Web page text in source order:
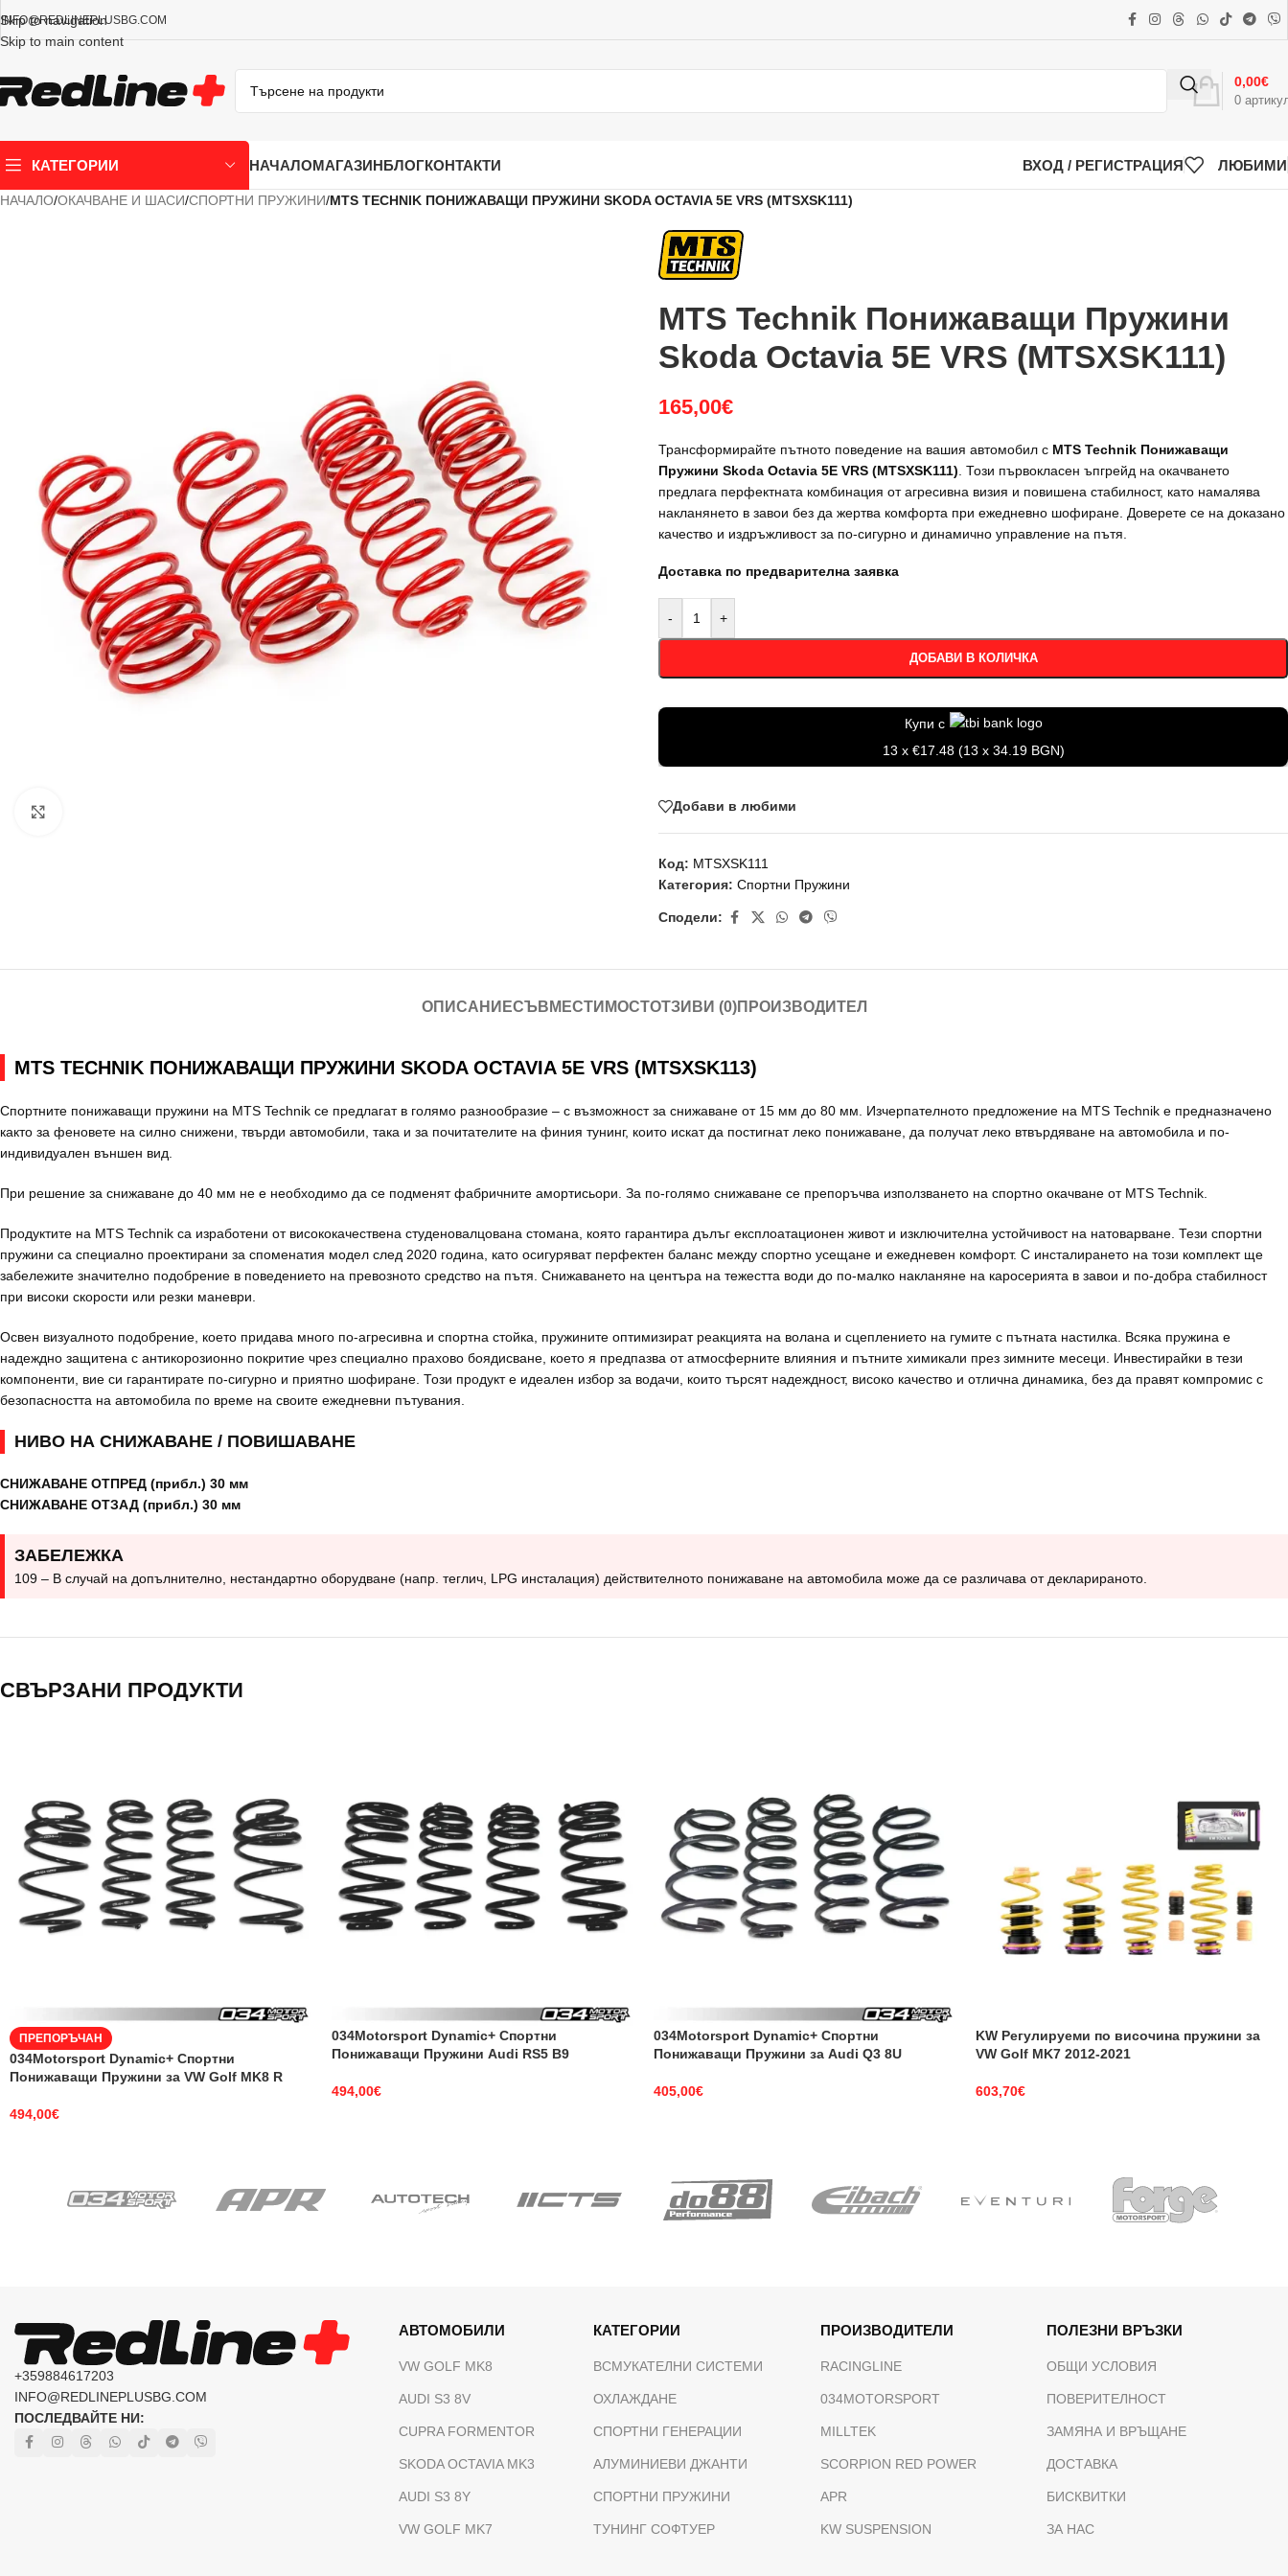
Skip to navigation
Skip to main content
INFO@REDLINEPLUSBG.COM
0
0,00€
КАТЕГОРИИ НАЧАЛОМАГАЗИНБЛОГКОНТАКТИ ВХОД / РЕГИСТРАЦИЯ ЛЮБИМИ
НАЧАЛО/ОКАЧВАНЕ И ШАСИ/СПОРТНИ ПРУЖИНИ/MTS TECHNIK ПОНИЖАВАЩИ ПРУЖИНИ SKODA OCTAVIA 5E VRS (MTSXSK111)
MTS Technik Понижаващи Пружини
Skoda Octavia 5E VRS (MTSXSK111)
165,00€
Трансформирайте пътното поведение на вашия автомобил с MTS Technik Понижаващи
Пружини Skoda Octavia 5E VRS (MTSXSK111) . Този първокласен ъпгрейд на окачването
предлага перфектната комбинация от агресивна визия и повишена стабилност, като намалява
накланянето в завои без да жертва комфорта при ежедневно шофиране. Доверете се на доказано
качество и издръжливост за по-сигурно и динамично управление на пътя.
Доставка по предварителна заявка
- +
ДОБАВИ В КОЛИЧКА
Купи с
13 x €17.48 (13 x 34.19 BGN)
Добави в любими
Код: MTSXSK111
Категория: Спортни Пружини
Сподели:
ОПИСАНИЕСЪВМЕСТИМОСТОТЗИВИ (0)ПРОИЗВОДИТЕЛ
MTS TECHNIK ПОНИЖАВАЩИ ПРУЖИНИ SKODA OCTAVIA 5E VRS (MTSXSK113)
Спортните понижаващи пружини на MTS Technik се предлагат в голямо разнообразие – с възможност за снижаване от 15 мм до 80 мм. Изчерпателното предложение на MTS Technik е предназначено
както за феновете на силно снижени, твърди автомобили, така и за почитателите на финия тунинг, които искат да постигнат леко понижаване, да получат леко втвърдяване на автомобила и по-
индивидуален външен вид.
При решение за снижаване до 40 мм не е необходимо да се подменят фабричните амортисьори. За по-голямо снижаване се препоръчва използването на спортно окачване от MTS Technik.
Продуктите на MTS Technik са изработени от висококачествена студеновалцована стомана, която гарантира дълъг експлоатационен живот и изключителна устойчивост на натоварване. Тези спортни
пружини са специално проектирани за споменатия модел след 2020 година, като осигуряват перфектен баланс между спортно усещане и ежедневен комфорт. С инсталирането на този комплект ще
забележите значително подобрение в поведението на превозното средство на пътя. Снижаването на центъра на тежестта води до по-малко накланяне на каросерията в завои и по-добра стабилност
при високи скорости или резки маневри.
Освен визуалното подобрение, което придава много по-агресивна и спортна стойка, пружините оптимизират реакцията на волана и сцеплението на гумите с пътната настилка. Всяка пружина е
надеждно защитена с антикорозионно покритие чрез специално прахово боядисване, което я предпазва от атмосферните влияния и пътните химикали през зимните месеци. Инвестирайки в тези
компоненти, вие си гарантирате по-сигурно и приятно шофиране. Този продукт е идеален избор за водачи, които търсят надеждност, високо качество и отлична динамика, без да правят компромис с
безопасността на автомобила по време на своите ежедневни пътувания.
НИВО НА СНИЖАВАНЕ / ПОВИШАВАНЕ
СНИЖАВАНЕ ОТПРЕД (прибл.) 30 мм
СНИЖАВАНЕ ОТЗАД (прибл.) 30 мм
ЗАБЕЛЕЖКА
109 – В случай на допълнително, нестандартно оборудване (напр. теглич, LPG инсталация) действителното понижаване на автомобила може да се различава от декларираното.
СВЪРЗАНИ ПРОДУКТИ
ПРЕПОРЪЧАН
034Motorsport Dynamic+ Спортни
Понижаващи Пружини за VW Golf MK8 R
494,00€
034Motorsport Dynamic+ Спортни
Понижаващи Пружини Audi RS5 B9
494,00€
034Motorsport Dynamic+ Спортни
Понижаващи Пружини за Audi Q3 8U
405,00€
KW Регулируеми по височина пружини за
VW Golf MK7 2012-2021
603,70€
+359884617203
INFO@REDLINEPLUSBG.COM
ПОСЛЕДВАЙТЕ НИ:
АВТОМОБИЛИ
VW GOLF MK8
AUDI S3 8V
CUPRA FORMENTOR
SKODA OCTAVIA MK3
AUDI S3 8Y
VW GOLF MK7
КАТЕГОРИИ
ВСМУКАТЕЛНИ СИСТЕМИ
ОХЛАЖДАНЕ
СПОРТНИ ГЕНЕРАЦИИ
АЛУМИНИЕВИ ДЖАНТИ
СПОРТНИ ПРУЖИНИ
ТУНИНГ СОФТУЕР
ПРОИЗВОДИТЕЛИ
RACINGLINE
034MOTORSPORT
MILLTEK
SCORPION RED POWER
APR
KW SUSPENSION
ПОЛЕЗНИ ВРЪЗКИ
ОБЩИ УСЛОВИЯ
ПОВЕРИТЕЛНОСТ
ЗАМЯНА И ВРЪЩАНЕ
ДОСТАВКА
БИСКВИТКИ
ЗА НАС